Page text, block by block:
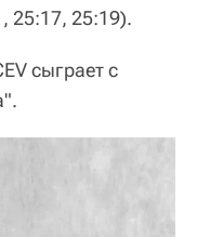
25:17, 25:19).
сыграет с